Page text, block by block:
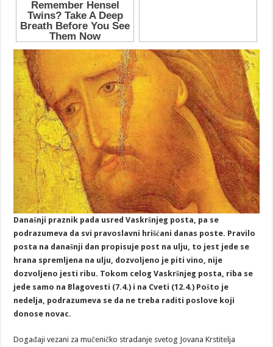
Današnji praznik pada usred Vaskršnjeg posta, pa se
podrazumeva da svi pravoslavni hrišćani danas poste. Pravilo
posta na današnji dan propisuje post na ulju, to jest jede se
hrana spremljena na ulju, dozvoljeno je piti vino, nije
dozvoljeno jesti ribu. Tokom celog Vaskršnjeg posta, riba se
jede samo na Blagovesti (7.4.) i na Cveti (12.4.) Pošto je
nedelja, podrazumeva se da ne treba raditi poslove koji
donose novac.
Događaji vezani za mučeničko stradanje svetog Jovana Krstitelja